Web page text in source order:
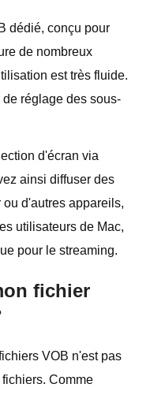
dédié, conçu pour
de nombreux
est très fluide.
réglage des sous-
d'écran via
ainsi diffuser des
d'autres appareils,
utilisateurs de Mac,
pour le streaming.
fichier
VOB n'est pas
Comme